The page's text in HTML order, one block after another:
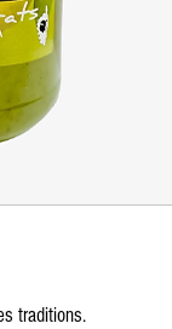
traditions.